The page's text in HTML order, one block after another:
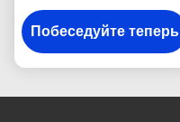
покрытой стальной
катушки для резки
листов
Побеседуйте теперь